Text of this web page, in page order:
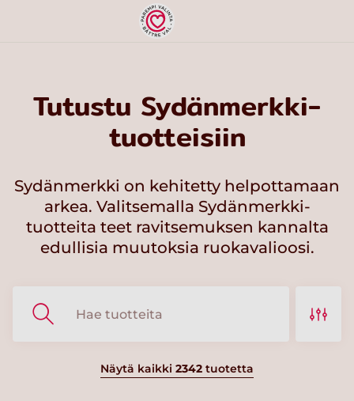
Tutustu Sydänmerkki-
tuotteisiin
Sydänmerkki on kehitetty helpottamaan
arkea. Valitsemalla Sydänmerkki-
tuotteita teet ravitsemuksen kannalta
edullisia muutoksia ruokavalioosi.
Näytä kaikki 2342 tuotetta